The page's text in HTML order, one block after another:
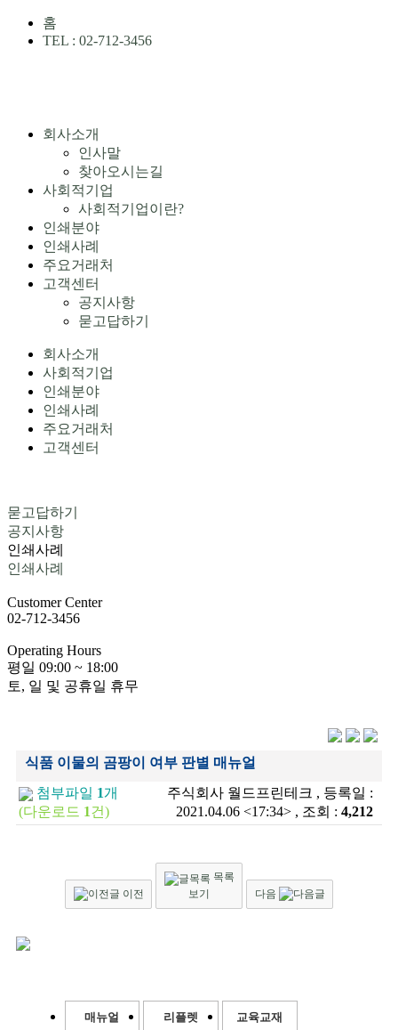
홈
TEL : 02-712-3456
회사소개
인사말
찾아오시는길
사회적기업
사회적기업이란?
인쇄분야
인쇄사례
주요거래처
고객센터
공지사항
묻고답하기
회사소개
사회적기업
인쇄분야
인쇄사례
주요거래처
고객센터
묻고답하기
공지사항
인쇄사례
인쇄사례
CustomerCenter
02-712-3456
Operating Hours
평일 09:00 ~ 18:00
토, 일 및 공휴일 휴무
식품 이물의 곰팡이 여부 판별 매뉴얼
첨부파일 1개
(다운로드 1건)
주식회사 월드프린테크 , 등록일 :
2021.04.06 <17:34> , 조회 : 4,212
이전
목록
보기
다음
매뉴얼 리플렛 교육교재